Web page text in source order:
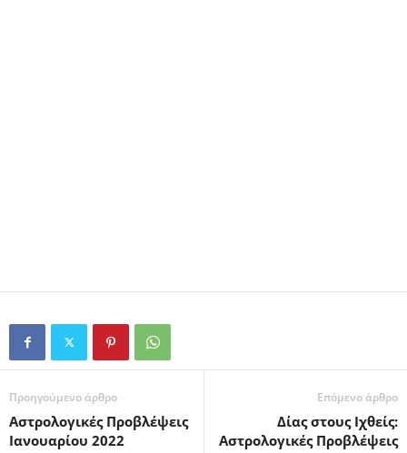
Προηγούμενο άρθρο
Αστρολογικές Προβλέψεις
Ιανουαρίου 2022
Επόμενο άρθρο
Δίας στους Ιχθείς:
Αστρολογικές Προβλέψεις